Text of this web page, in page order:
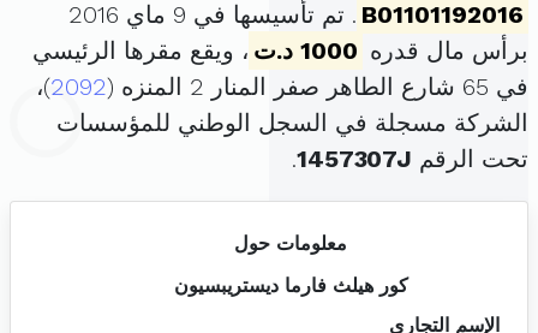
B01101192016
. تم تأسيسها في 9 ماي 2016
برأس مال قدره 1000 د.ت
، ويقع مقرها الرئيسي
في 65 شارع الطاهر صفر المنار 2 المنزه (
2092)،
الشركة مسجلة في السجل الوطني للمؤسسات
تحت الرقم 1457307J
.
معلومات حول
كور هيلث فارما ديستريبسيون
الإسم التجاري